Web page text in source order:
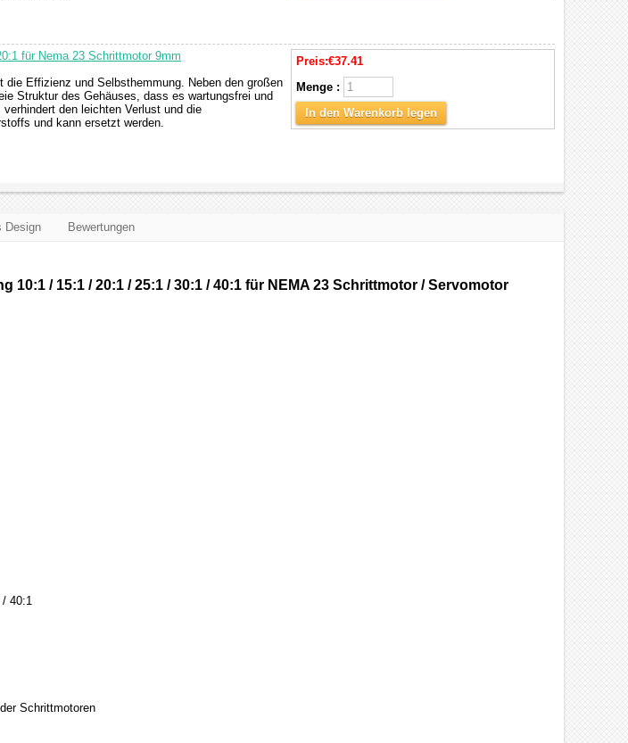
für Nema 23 Schrittmotor 9mm
die Effizienz und Selbsthemmung. Neben den großen
Struktur des Gehäuses, dass es wartungsfrei und
den leichten Verlust und die
und kann ersetzt werden.
Preis:€37.41
Menge :
In den Warenkorb legen
Design Bewertungen
10:1 / 15:1 / 20:1 / 25:1 / 30:1 / 40:1 für NEMA 23 Schrittmotor / Servomotor
/ 40:1
Schrittmotoren